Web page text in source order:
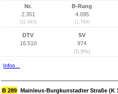
Nr.
2.351
(11.943)
B-Rang
4.095
(1.764)
DTV
16.510
SV
974
(5,9%)
Infos...
B 289 Mainleus-Burgkunstadter Straße (K